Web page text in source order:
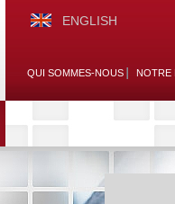
ENGLISH
QUI SOMMES-NOUS NOTRE